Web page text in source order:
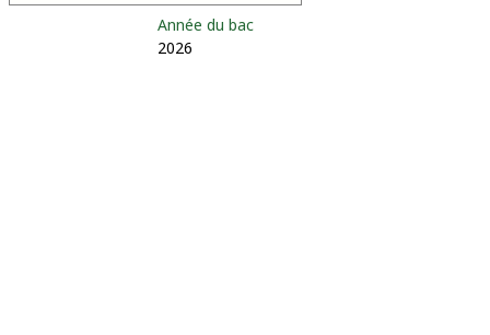
Année du bac
2026